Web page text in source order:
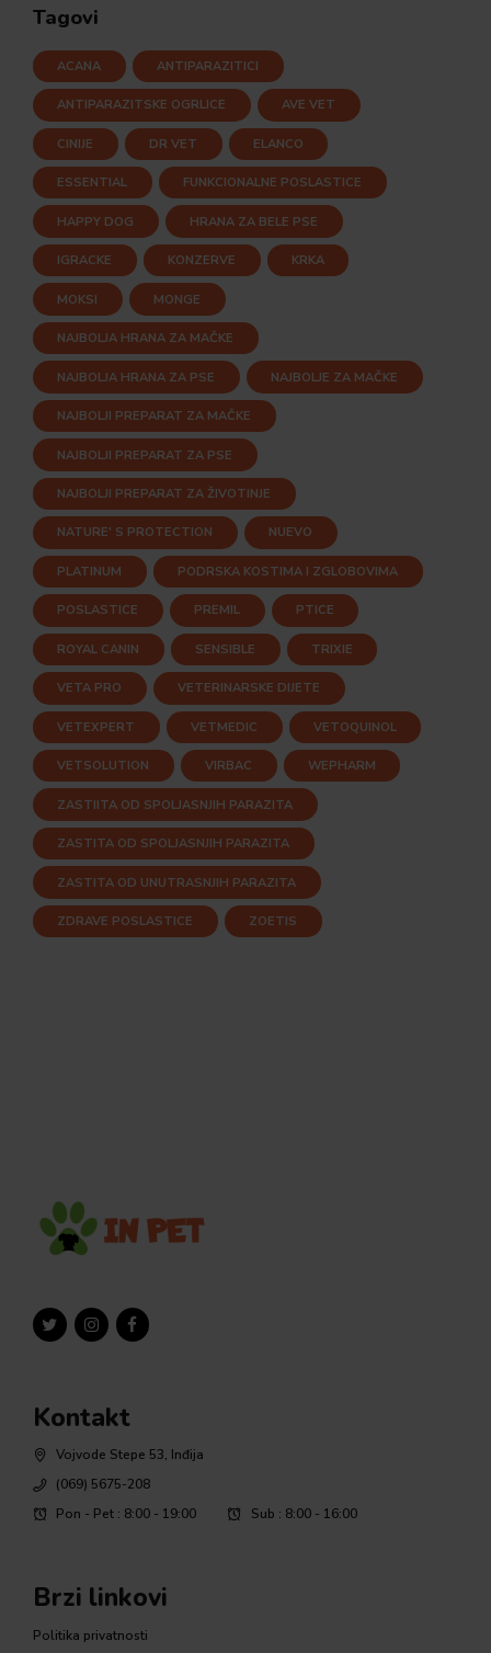
Tagovi
ACANA ANTIPARAZITICI
ANTIPARAZITSKE OGRLICE AVE VET
CINIJE DR VET ELANCO
ESSENTIAL FUNKCIONALNE POSLASTICE
HAPPY DOG HRANA ZA BELE PSE
IGRACKE KONZERVE KRKA
MOKSI MONGE
NAJBOLJA HRANA ZA MAČKE
NAJBOLJA HRANA ZA PSE NAJBOLJE ZA MAČKE
NAJBOLJI PREPARAT ZA MAČKE
NAJBOLJI PREPARAT ZA PSE
NAJBOLJI PREPARAT ZA ŽIVOTINJE
NATURE' S PROTECTION NUEVO
PLATINUM PODRSKA KOSTIMA I ZGLOBOVIMA
POSLASTICE PREMIL PTICE
ROYAL CANIN SENSIBLE TRIXIE
VETA PRO VETERINARSKE DIJETE
VETEXPERT VETMEDIC VETOQUINOL
VETSOLUTION VIRBAC WEPHARM
ZASTIITA OD SPOLJASNJIH PARAZITA
ZASTITA OD SPOLJASNJIH PARAZITA
ZASTITA OD UNUTRASNJIH PARAZITA
ZDRAVE POSLASTICE ZOETIS
Kontakt
Vojvode Stepe 53, Inđija
(069) 5675-208
Pon - Pet : 8:00 - 19:00
Sub : 8:00 - 16:00
Brzi linkovi
Politika privatnosti